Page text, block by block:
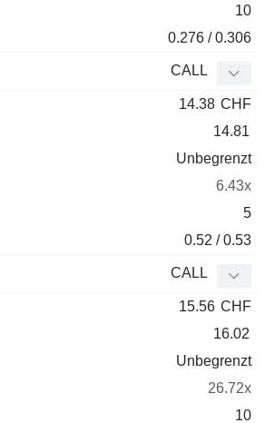
10
0.276 / 0.306
CALL
14.38 CHF
14.81
Unbegrenzt
6.43x
5
0.52 / 0.53
CALL
15.56 CHF
16.02
Unbegrenzt
26.72x
10